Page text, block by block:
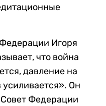
Игоря
что война
давление на
Он
Совет Федерации